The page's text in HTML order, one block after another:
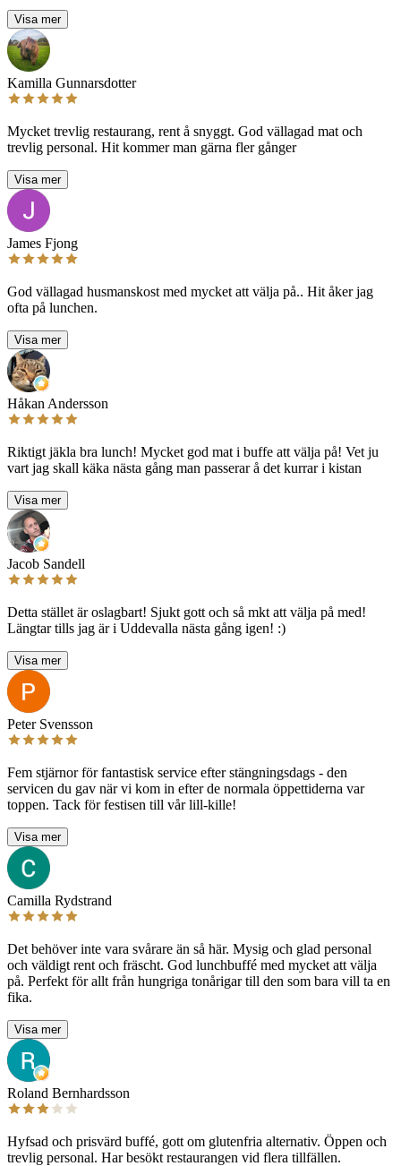
Visa mer
Kamilla Gunnarsdotter
Mycket trevlig restaurang, rent å snyggt. God vällagad mat och
trevlig personal. Hit kommer man gärna fler gånger
Visa mer
James Fjong
God vällagad husmanskost med mycket att välja på.. Hit åker jag
ofta på lunchen.
Visa mer
Håkan Andersson
Riktigt jäkla bra lunch! Mycket god mat i buffe att välja på! Vet ju
vart jag skall käka nästa gång man passerar å det kurrar i kistan
Visa mer
Jacob Sandell
Detta stället är oslagbart! Sjukt gott och så mkt att välja på med!
Längtar tills jag är i Uddevalla nästa gång igen! :)
Visa mer
Peter Svensson
Fem stjärnor för fantastisk service efter stängningsdags - den
servicen du gav när vi kom in efter de normala öppettiderna var
toppen. Tack för festisen till vår lill-kille!
Visa mer
Camilla Rydstrand
Det behöver inte vara svårare än så här. Mysig och glad personal
och väldigt rent och fräscht. God lunchbuffé med mycket att välja
på. Perfekt för allt från hungriga tonårigar till den som bara vill ta en
fika.
Visa mer
Roland Bernhardsson
Hyfsad och prisvärd buffé, gott om glutenfria alternativ. Öppen och
trevlig personal. Har besökt restaurangen vid flera tillfällen.